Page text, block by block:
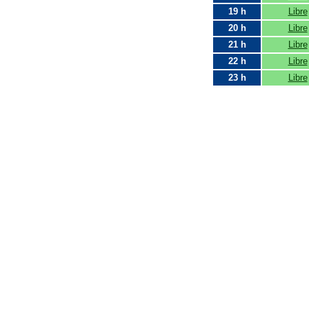
19 h
Libre
20 h
Libre
21 h
Libre
22 h
Libre
23 h
Libre